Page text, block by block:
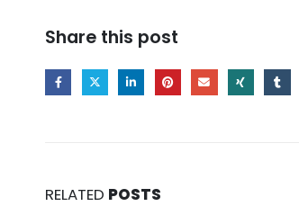
Share this post
RELATED POSTS